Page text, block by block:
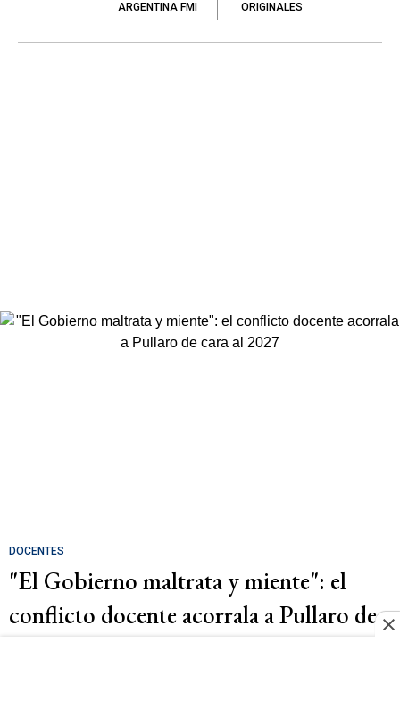
ARGENTINA FMI ORIGINALES
DOCENTES
"El Gobierno maltrata y miente": el
conflicto docente acorrala a Pullaro de